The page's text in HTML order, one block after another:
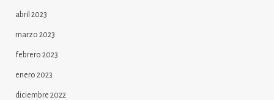
abril 2023
marzo 2023
febrero 2023
enero 2023
diciembre 2022